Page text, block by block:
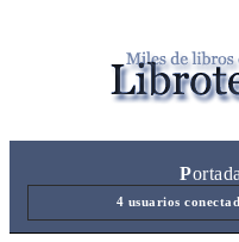
Portada
4 usuarios